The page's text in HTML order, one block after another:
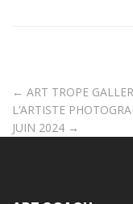
← ART TROPE
L’ARTISTE
JUIN 2024 →